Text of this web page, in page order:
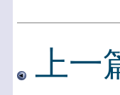
上一